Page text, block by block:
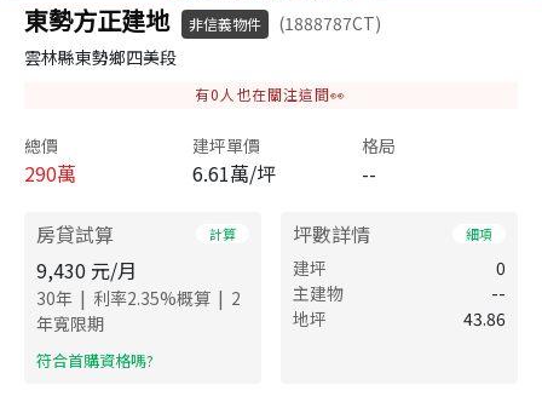
東勢方正建地 非信義物件
(1888787CT)
雲林縣東勢鄉四美段
有0 人也在關注這間👀
總價
290萬
建坪單價
6.61萬/坪
格局
--
房貸試算 計算
9,430 元/月
30年 | 利率2.35%概算 | 2
年寬限期
​符合首購資格嗎?
坪數詳情 細項
建坪
0
主建物
--
地坪
43.86